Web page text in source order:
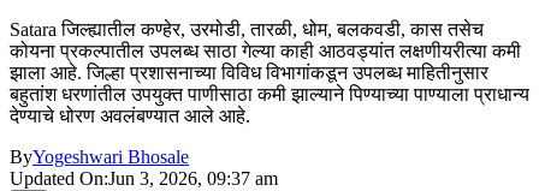
Satara जिल्ह्यातील कण्हेर, उरमोडी, तारळी, धोम, बलकवडी, कास तसेच
कोयना प्रकल्पातील उपलब्ध साठा गेल्या काही आठवड्यांत लक्षणीयरीत्या कमी
झाला आहे. जिल्हा प्रशासनाच्या विविध विभागांकडून उपलब्ध माहितीनुसार
बहुतांश धरणांतील उपयुक्त पाणीसाठा कमी झाल्याने पिण्याच्या पाण्याला प्राधान्य
देण्याचे धोरण अवलंबण्यात आले आहे.
ByYogeshwari Bhosale
Updated On:Jun 3, 2026, 09:37 am